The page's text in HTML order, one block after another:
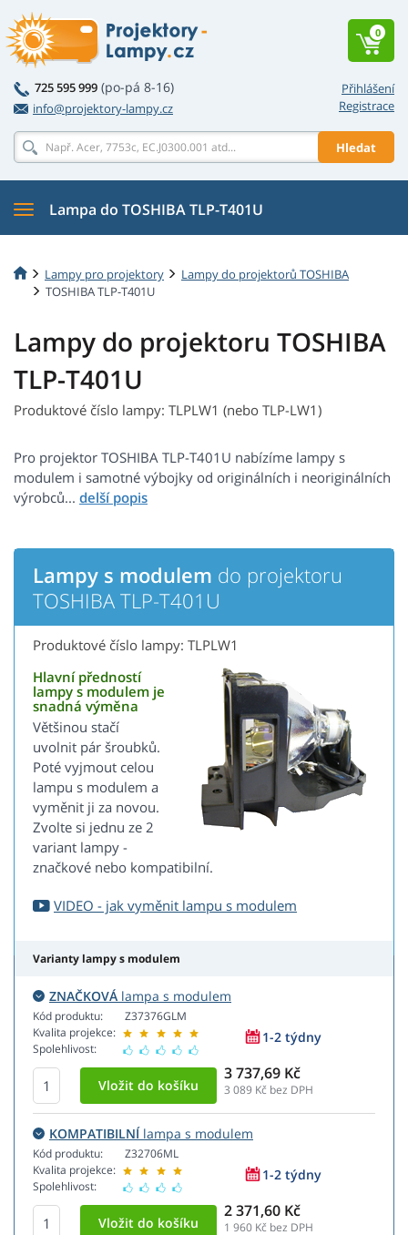
Přihlášení
Registrace
725 595 999 (po-pá 8-16)
info@projektory-lampy.cz
Hledat
0
Lampa do TOSHIBA TLP-T401U
Lampy pro projektory
Lampy do projektorů TOSHIBA
TOSHIBA TLP-T401U
Lampy do projektoru TOSHIBA
TLP-T401U
Produktové číslo lampy: TLPLW1 (nebo TLP-LW1)
Pro projektor TOSHIBA TLP-T401U nabízíme lampy s
modulem i samotné výbojky od originálních i neoriginálních
výrobců...
Lampy s modulem do projektoru
TOSHIBA TLP-T401U
Produktové číslo lampy: TLPLW1
Hlavní předností
lampy s modulem je
snadná výměna
Většinou stačí
uvolnit pár šroubků.
Poté vyjmout celou
lampu s modulem a
vyměnit ji za novou.
Zvolte si jednu ze 2
variant lampy -
značkové nebo kompatibilní.
VIDEO - jak vyměnit lampu s modulem
Varianty lampy s modulem
ZNAČKOVÁ lampa s modulem
Kód produktu:
Kvalita projekce:
Spolehlivost:
Z37376GLM
1-2 týdny
3 737,69 Kč
3 089 Kč bez DPH
KOMPATIBILNÍlampa s modulem
Kód produktu:
Kvalita projekce:
Spolehlivost:
Z32706ML
1-2 týdny
2 371,60 Kč
1 960 Kč bez DPH